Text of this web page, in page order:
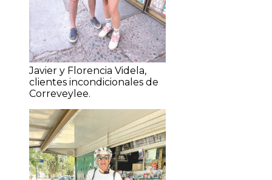
Javier y Florencia Videla,
clientes incondicionales de
Correveylee.